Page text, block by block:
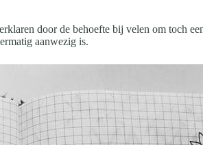
door de behoefte bij velen om toch
aanwezig is.